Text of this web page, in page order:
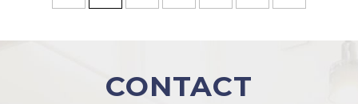
CONTACT